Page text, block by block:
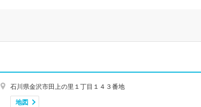
石川県金沢市田上の里１丁目１４３番地
地図